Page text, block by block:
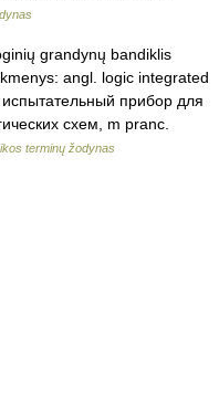
grandynų bandiklis
angl. logic integrated
прибор для
схем, m pranc.
terminų žodynas